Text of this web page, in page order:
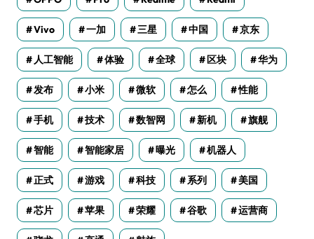
Vivo 一加 三星 中国 京东
人工智能 体验 全球 区块 华为
发布 小米 微软 怎么 性能
手机 技术 数智网 新机 旗舰
智能 智能家居 曝光 机器人
正式 游戏 科技 系列 美国
芯片 苹果 荣耀 谷歌 运营商